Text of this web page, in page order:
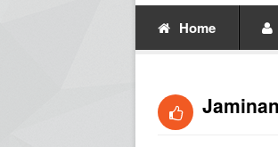
Home